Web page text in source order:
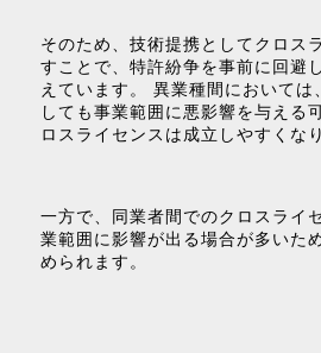
そのため、技術提携としてクロス
すことで、特許紛争を事前に回避
えています。 異業種間においては
しても事業範囲に悪影響を与える
ロスライセンスは成立しやすくな
一方で、同業者間でのクロスライ
業範囲に影響が出る場合が多いた
められます。